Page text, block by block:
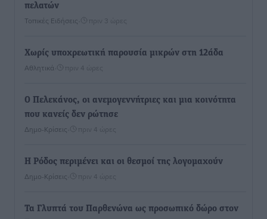
πελατών
Τοπικές Ειδήσεις πριν 3 ώρες
Χωρίς υποχρεωτική παρουσία μικρών στη 12άδα
Αθλητικά πριν 4 ώρες
Ο Πελεκάνος, οι ανεμογεννήτριες και μια κοινότητα
που κανείς δεν ρώτησε
Δημο-Κρίσεις πριν 4 ώρες
Η Ρόδος περιμένει και οι θεσμοί της λογομαχούν
Δημο-Κρίσεις πριν 4 ώρες
Τα Γλυπτά του Παρθενώνα ως προσωπικό δώρο στον